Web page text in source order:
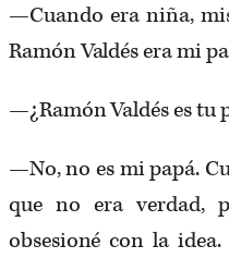
—Cuando era niña,
Ramón Valdés era mi
—¿Ramón Valdés es tu
—No, no es mi papá.
que no era verdad,
obsesioné con la